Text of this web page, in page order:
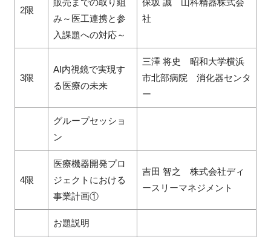
2限
み～医工連携と参
入課題への対応～
社
3限
AI内視鏡で実現す
る医療の未来
三澤 将史 昭和大学横浜
市北部病院 消化器センタ
ー
グループセッショ
ン
4限
医療機器開発プロ
ジェクトにおける
事業計画①
吉田 智之 株式会社ディ
ースリーマネジメント
お題説明